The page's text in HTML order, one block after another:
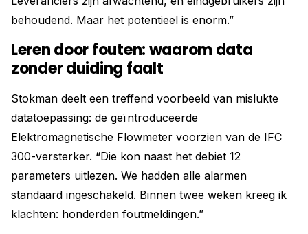
behoudend. Maar het potentieel is enorm.”
Leren door fouten: waarom data
zonder duiding faalt
Stokman deelt een treffend voorbeeld van mislukte
datatoepassing: de geïntroduceerde
Elektromagnetische Flowmeter voorzien van de IFC
300-versterker. “Die kon naast het debiet 12
parameters uitlezen. We hadden alle alarmen
standaard ingeschakeld. Binnen twee weken kreeg ik
klachten: honderden foutmeldingen.”